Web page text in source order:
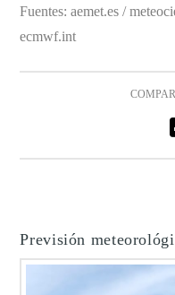
Fuentes: aemet.es /
ecmwf.int
Previsión